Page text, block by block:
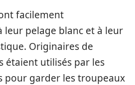
facilement
leur pelage blanc et à leur
Originaires de
étaient utilisés par les
pour garder les troupeaux